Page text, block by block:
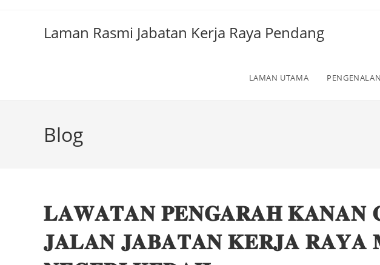
Laman Rasmi Jabatan Kerja Raya Pendang
LAMAN UTAMA PENGENALAN
Blog
𝐋𝐀𝐖𝐀𝐓𝐀𝐍 𝐏𝐄𝐍𝐆𝐀𝐑𝐀𝐇 𝐊𝐀𝐍𝐀𝐍
𝐉𝐀𝐋𝐀𝐍 𝐉𝐀𝐁𝐀𝐓𝐀𝐍 𝐊𝐄𝐑𝐉𝐀 𝐑𝐀𝐘𝐀